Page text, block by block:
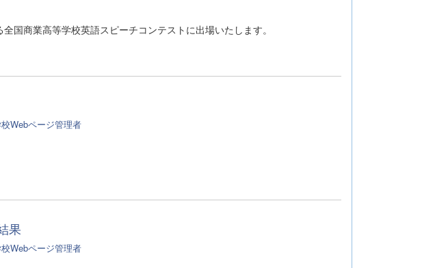
国商業高等学校英語スピーチコンテストに出場いたします。
Webページ管理者
果
Webページ管理者